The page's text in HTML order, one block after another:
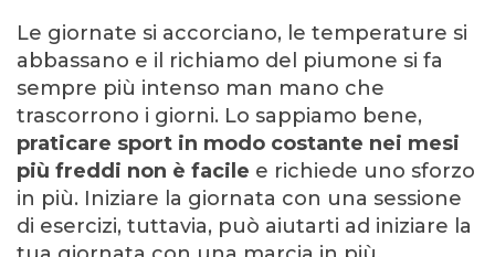
Le giornate si accorciano, le temperature si
abbassano e il richiamo del piumone si fa
sempre più intenso man mano che
trascorrono i giorni. Lo sappiamo bene,
praticare sport in modo costante nei mesi
più freddi non è facile e richiede uno sforzo
in più. Iniziare la giornata con una sessione
di esercizi, tuttavia, può aiutarti ad iniziare la